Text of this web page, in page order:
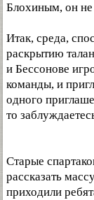
Блохиным, он не
Итак, среда,
раскрытию
и Бессонове
команды, и
одного
то
Старые
рассказать
приходили